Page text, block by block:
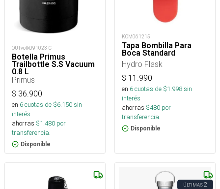
OUTvolk091023-C
Botella Primus
Trailbottle S.S Vacuum
0.8 L
Primus
$ 36.900
en 6cuotas de $6.150sin
interés
ahorras $1.480 por
transferencia.
Disponible
KOM061215
Tapa Bombilla Para
Boca Standard
Hydro Flask
$ 11.990
en 6cuotas de $1.998sin
interés
ahorras $480 por
transferencia.
Disponible
ÚLTIMAS2